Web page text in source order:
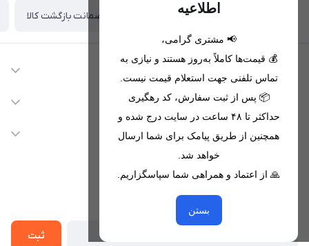
اطلاعیه
📢 مشتری گرامی،
💰 قیمت‌ها کاملاً به‌روز هستند و نیازی به
تماس تلفنی جهت استعلام قیمت نیست.
📦 پس از ثبت سفارش، کد رهگیری
حداکثر تا ۴۸ ساعت در سایت درج شده و
همچنین از طریق پیامک برای شما ارسال
خواهد شد.
🙏 از اعتماد و همراهی شما سپاسگزاریم.
بستن
تحویل اکسپرس(با هماهنگی) ضمانت بازگشت کالا
اطلاعات تماس
09221680256 - 09373782289
nikanmobstore@gmail.com
هرمزگان، بندرخمیر، شهرک رودبار
دسترسی سریع
لیست محصولات
خدمات مشتریان
حریم خصوصی
از جدید‌ترین تخفیف‌ها با‌ خبر شوید
ثبت